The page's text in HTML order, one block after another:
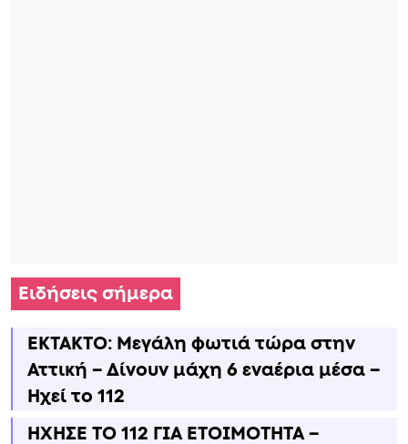
Ειδήσεις σήμερα
ΕΚΤΑΚΤΟ: Μεγάλη φωτιά τώρα στην
Αττική – Δίνουν μάχη 6 εναέρια μέσα –
Ηχεί το 112
ΗΧΗΣΕ ΤΟ 112 ΓΙΑ ΕΤΟΙΜΟΤΗΤΑ –